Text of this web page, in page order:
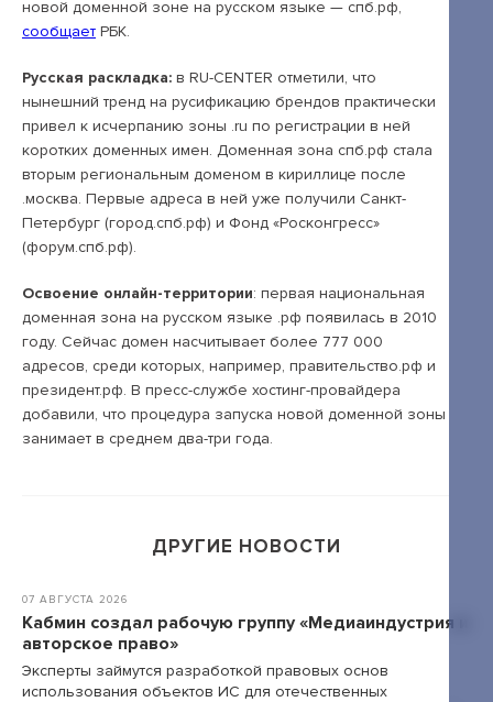
Пользовательское соглашение
Сведения об образовательной организации
Договор-оферта
Согласие на обработку персональных
данных для регистрации на сайте
Согласие на обработку персональных
данных (Cookie)
Политика обработки персональных данных
Положение об антикоррупционной
+7 495 789-00-47
новой доменной зоне на русском языке — спб.рф,
сообщает РБК.
Русская раскладка: в RU-CENTER отметили, что
нынешний тренд на русификацию брендов практически
привел к исчерпанию зоны .ru по регистрации в ней
коротких доменных имен. Доменная зона спб.рф стала
вторым региональным доменом в кириллице после
.москва. Первые адреса в ней уже получили Санкт-
Петербург (город.спб.рф) и Фонд «Росконгресс»
(форум.спб.рф).
Освоение онлайн-территории: первая национальная
доменная зона на русском языке .рф появилась в 2010
году. Сейчас домен насчитывает более 777 000
адресов, среди которых, например, правительство.рф и
президент.рф. В пресс-службе хостинг-провайдера
добавили, что процедура запуска новой доменной зоны
занимает в среднем два-три года.
ДРУГИЕ НОВОСТИ
07 АВГУСТА 2026
Кабмин создал рабочую группу «Медиаиндустрия и
авторское право»
Эксперты займутся разработкой правовых основ
использования объектов ИС для отечественных